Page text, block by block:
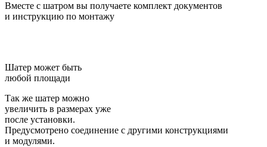
Вместе с шатром вы получаете комплект документов
и инструкцию по монтажу
Шатер может быть
любой площади
Так же шатер можно
увеличить в размерах уже
после установки.
Предусмотрено соединение с другими конструкциями
и модулями.